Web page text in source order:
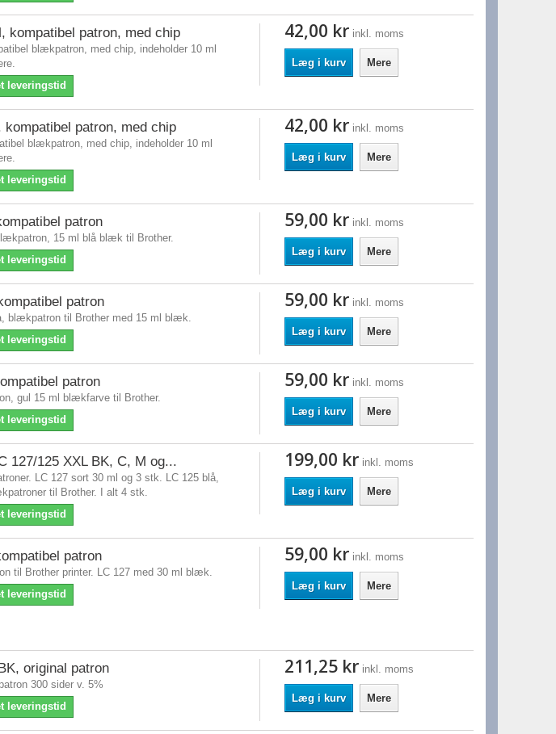
kompatibel patron, med chip
blækpatron, med chip, indeholder 10 ml
leveringstid
42,00 kr inkl. moms
Læg i kurv Mere
kompatibel patron, med chip
blækpatron, med chip, indeholder 10 ml
leveringstid
42,00 kr inkl. moms
Læg i kurv Mere
patron
15 ml blå blæk til Brother.
leveringstid
59,00 kr inkl. moms
Læg i kurv Mere
patron
blækpatron til Brother med 15 ml blæk.
leveringstid
59,00 kr inkl. moms
Læg i kurv Mere
patron
gul 15 ml blækfarve til Brother.
leveringstid
59,00 kr inkl. moms
Læg i kurv Mere
127/125 XXL BK, C, M og...
LC 127 sort 30 ml og 3 stk. LC 125 blå,
til Brother. I alt 4 stk.
leveringstid
199,00 kr inkl. moms
Læg i kurv Mere
patron
til Brother printer. LC 127 med 30 ml blæk.
leveringstid
59,00 kr inkl. moms
Læg i kurv Mere
original patron
300 sider v. 5%
leveringstid
211,25 kr inkl. moms
Læg i kurv Mere